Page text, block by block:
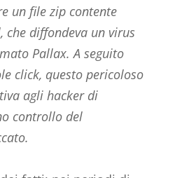
un file zip contente
che diffondeva un virus
Pallax. A seguito
click, questo pericoloso
agli hacker di
controllo del